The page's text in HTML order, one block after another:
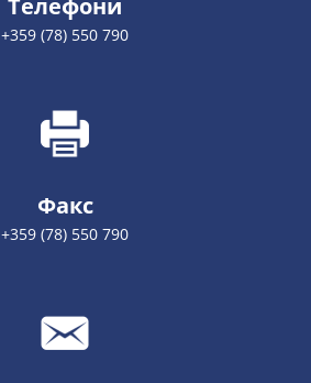
Телефони
+359 (78) 550 790
Факс
+359 (78) 550 790